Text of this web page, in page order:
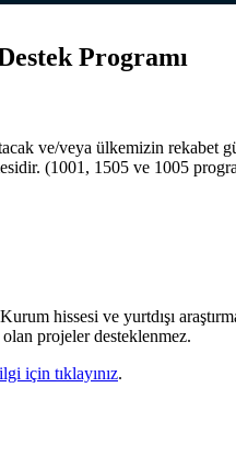
Programı
ve/veya ülkemizin
(1001, 1505 ve 1005
hissesi ve yurtdışı
projeler desteklenmez.
için tıklayınız.